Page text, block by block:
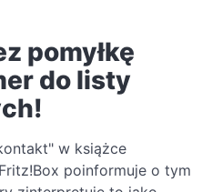
pomyłkę
do listy
w książce
poinformuje o tym